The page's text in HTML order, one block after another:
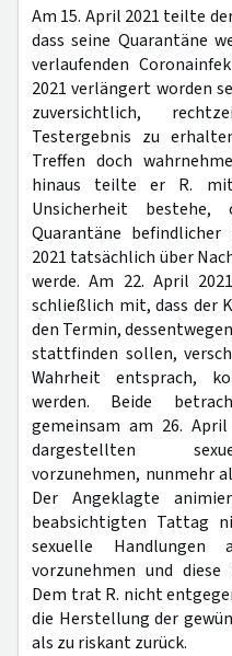
Am 15. April 2021 teilte
dass seine Quarantäne
verlaufenden
2021 verlängert worden
zuversichtlich,
Testergebnis zu
Treffen doch
hinaus teilte er R.
Unsicherheit
Quarantäne
2021 tatsächlich über
werde. Am 22. April
schließlich mit, dass der
den Termin,
stattfinden sollen,
Wahrheit entsprach,
werden. Beide
gemeinsam am 26.
dargestellten
vorzunehmen, nunmehr
Der Angeklagte
beabsichtigten Tattag
sexuelle
vorzunehmen und
Dem trat R. nicht
die Herstellung der
als zu riskant zurück.